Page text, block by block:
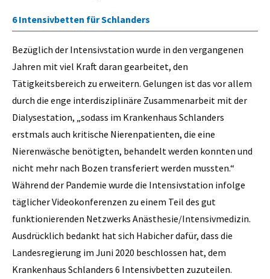
6 Intensivbetten für Schlanders
Bezüglich der Intensivstation wurde in den vergangenen
Jahren mit viel Kraft daran gearbeitet, den
Tätigkeitsbereich zu erweitern. Gelungen ist das vor allem
durch die enge interdisziplinäre Zusammenarbeit mit der
Dialysestation, „sodass im Krankenhaus Schlanders
erstmals auch kritische Nierenpatienten, die eine
Nierenwäsche benötigten, behandelt werden konnten und
nicht mehr nach Bozen transferiert werden mussten.“
Während der Pandemie wurde die Intensivstation infolge
täglicher Videokonferenzen zu einem Teil des gut
funktionierenden Netzwerks Anästhesie/Intensivmedizin.
Ausdrücklich bedankt hat sich Habicher dafür, dass die
Landesregierung im Juni 2020 beschlossen hat, dem
Krankenhaus Schlanders 6 Intensivbetten zuzuteilen.